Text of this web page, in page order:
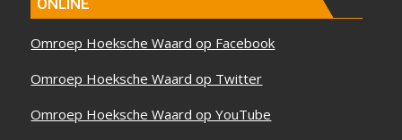
ONLINE
Omroep Hoeksche Waard op Facebook
Omroep Hoeksche Waard op Twitter
Omroep Hoeksche Waard op YouTube